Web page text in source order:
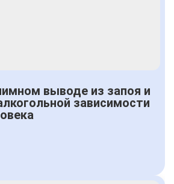
выводе из запоя и
зависимости